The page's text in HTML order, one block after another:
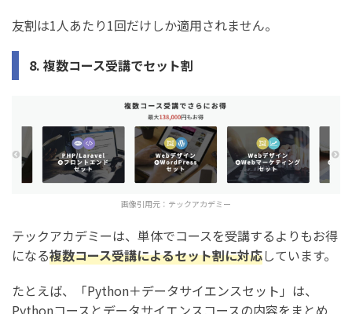
友割は1人あたり1回だけしか適用されません。
8. 複数コース受講でセット割
画像引用元： テックアカデミー
テックアカデミーは、単体でコースを受講するよりもお得
になる複数コース受講によるセット割に対応しています。
たとえば、「Python＋データサイエンスセット」は、
Pythonコースとデータサイエンスコースの内容をまとめ